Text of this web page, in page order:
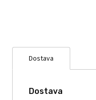
Dostava
Dostava